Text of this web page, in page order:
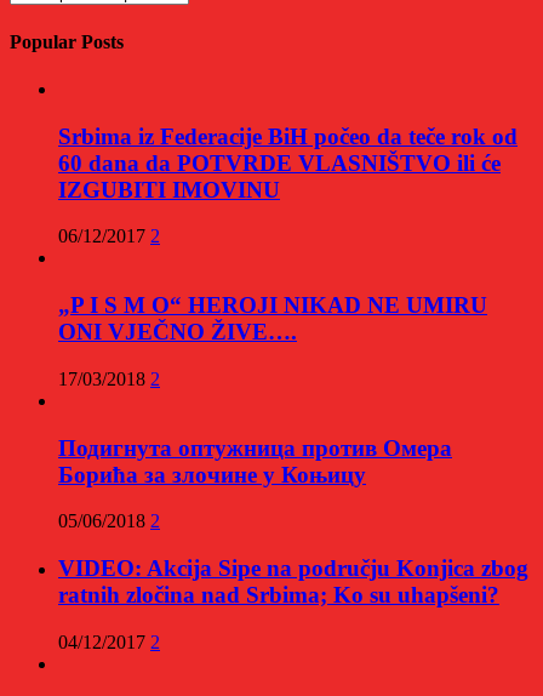
Popular Posts
Srbima iz Federacije BiH počeo da teče rok od
60 dana da POTVRDE VLASNIŠTVO ili će
IZGUBITI IMOVINU
06/12/2017 2
„P I S M O“ HEROJI NIKAD NE UMIRU
ONI VJEČNO ŽIVE….
17/03/2018 2
Подигнута оптужница против Омера
Борића за злочине у Коњицу
05/06/2018 2
VIDEO: Akcija Sipe na području Konjica zbog
ratnih zločina nad Srbima; Ko su uhapšeni?
04/12/2017 2